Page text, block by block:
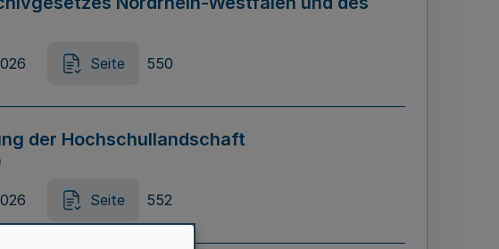
Seite 550
der Hochschullandschaft
Seite 552